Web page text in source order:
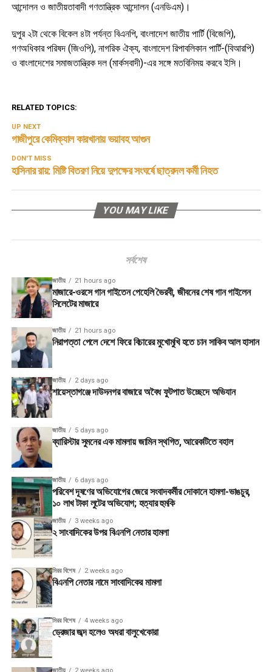
আন্দোলন ও জাতীয়তাবাদী গণতান্ত্রিক আন্দোলন (এনডিএম)।
দুপুর ২টা থেকে বিকেল ৪টা পর্যন্ত বিএনপি, বাংলাদেশ জাতীয় পার্টি (বিজেপি),
গণঅধিকার পরিষদ (জিওপি), নাগরিক ঐক্য, বাংলাদেশ রিপাবলিকান পার্টি-(বিআরপি)
ও বাংলাদেশের সমাজতান্ত্রিক দল (মার্কসবাদী)-এর সঙ্গে মতবিনিময় করবে ইসি।
RELATED TOPICS:
UP NEXT
গাজীপুরে কেমিক্যাল কারখানায় ভয়াবহ আগুন
DON'T MISS
হাসিনার রায়: মিষ্টি বিতরণ নিয়ে দুপক্ষের সংঘর্ষে ছাত্রদল কর্মী নিহত
YOU MAY LIKE
সর্বশেষ
জাতীয় 21 hours ago
মাজারে-ওরসে গান গাইতেন পেহেলি ভৈরবী, জীবনের শেষ গান গাইলেন
সিলেটের মাজারে
জাতীয় 21 hours ago
নিরাপত্তা পেলে দেশে ফিরে বিচারের মুখোমুখি হতে চান সাকিব আল হাসান
জাতীয় 2 days ago
শায়েস্তাগঞ্জে দাউদনগর বাজারে অবৈধ ফুটপাত উচ্ছেদে অভিযান
জাতীয় 5 days ago
ব্যারিস্টার সুমনের এক মামলায় জামিন স্থগিত, আরেকটিতে বহাল
জাতীয় 6 days ago
পরিবেশ দূষণের অভিযোগের জেরে সংবাদকর্মীর দোকানে হামলা-ভাঙচুর,
১০ লাখ টাকা লুটের অভিযোগ; হত্যার হুমকি
জাতীয় 3 weeks ago
২ সাংবাদিকের উপর বিএনপি নেতার হামলা
মিরর বিশেষ 2 weeks ago
বিএনপি নেতার নামে সাংবাদিকের মামলা
মিরর বিশেষ 4 weeks ago
ড্রেজার জব্দ হলেও অধরা বালুখেকোরা
জাতীয় 2 weeks ago